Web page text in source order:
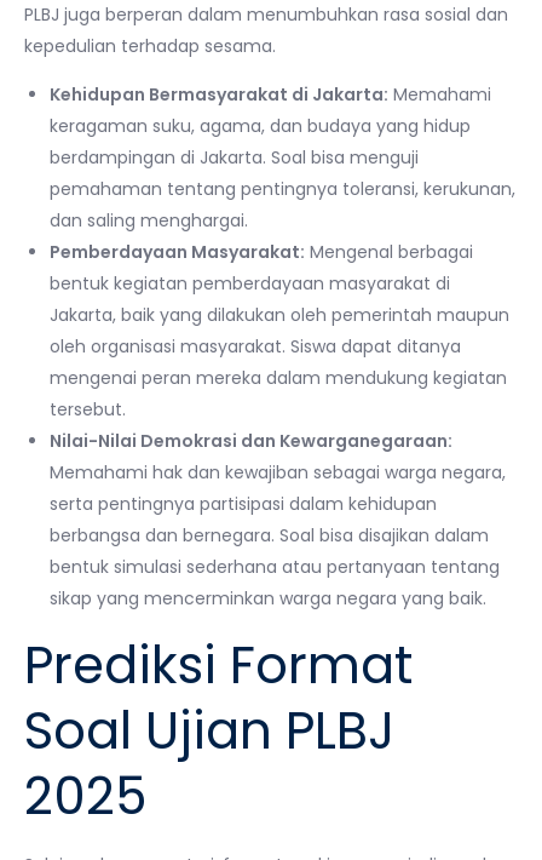
PLBJ juga berperan dalam menumbuhkan rasa sosial dan
kepedulian terhadap sesama.
Kehidupan Bermasyarakat di Jakarta: Memahami
keragaman suku, agama, dan budaya yang hidup
berdampingan di Jakarta. Soal bisa menguji
pemahaman tentang pentingnya toleransi, kerukunan,
dan saling menghargai.
Pemberdayaan Masyarakat: Mengenal berbagai
bentuk kegiatan pemberdayaan masyarakat di
Jakarta, baik yang dilakukan oleh pemerintah maupun
oleh organisasi masyarakat. Siswa dapat ditanya
mengenai peran mereka dalam mendukung kegiatan
tersebut.
Nilai-Nilai Demokrasi dan Kewarganegaraan:
Memahami hak dan kewajiban sebagai warga negara,
serta pentingnya partisipasi dalam kehidupan
berbangsa dan bernegara. Soal bisa disajikan dalam
bentuk simulasi sederhana atau pertanyaan tentang
sikap yang mencerminkan warga negara yang baik.
Prediksi Format
Soal Ujian PLBJ
2025